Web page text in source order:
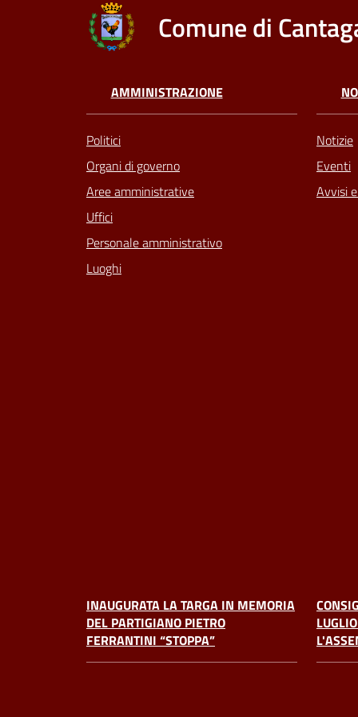
Comune di
AMMINISTRAZIONE
Politici
Organi di governo
Aree amministrative
Uffici
Personale amministrativo
Luoghi
Notizie
Eventi
Avvisi
INAUGURATA LA TARGA IN MEMORIA
DEL PARTIGIANO PIETRO
FERRANTINI “STOPPA”